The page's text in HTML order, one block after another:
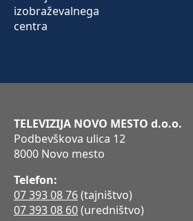
TELEVIZIJA NOVO MESTO d.o.o.
Podbevškova ulica 12
8000 Novo mesto
Telefon:
07 393 08 76(tajništvo)
07 393 08 60(uredništvo)